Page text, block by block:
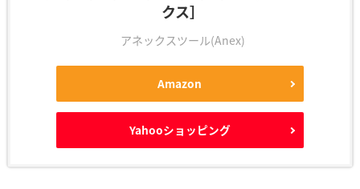
クス］
アネックスツール(Anex)
Amazon
Yahooショッピング